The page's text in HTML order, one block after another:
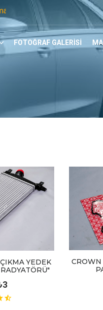
105 07 17
FOTOĞRAF GALERİSİ
YEDEK
CROWN